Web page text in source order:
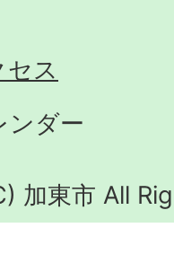
ス
ンダー
加東市 All